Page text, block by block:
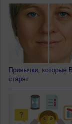
Привычки, которые
старят